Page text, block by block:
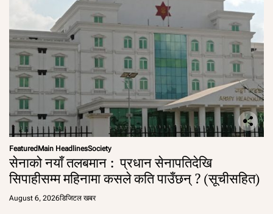
FeaturedMain HeadlinesSociety
सेनाको नयाँ तलबमान : प्रधान सेनापतिदेखि
सिपाहीसम्म महिनामा कसले कति पाउँछन् ? (सूचीसहित)
August 6, 2026डिजिटल खबर